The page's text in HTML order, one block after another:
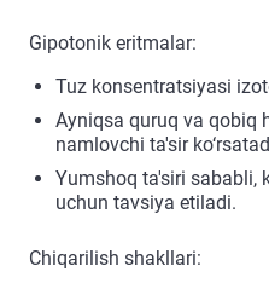
Gipotonik eritmalar:
Tuz konsentratsiyasi
Ayniqsa quruq va qobiq
namlovchi ta'sir
Yumshoq ta'siri sababli,
uchun tavsiya etiladi.
Chiqarilish shakllari: